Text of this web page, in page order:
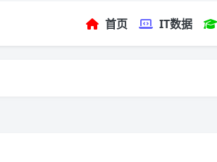
首页 IT数据